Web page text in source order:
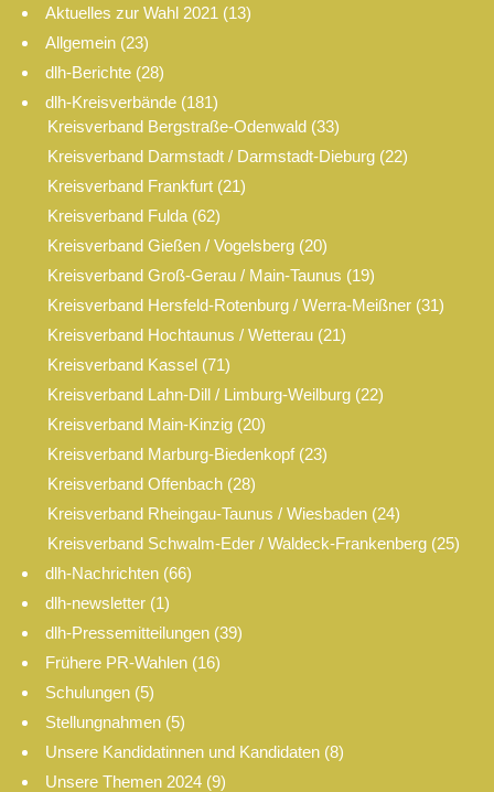
Aktuelles zur Wahl 2021 (13)
Allgemein (23)
dlh-Berichte (28)
dlh-Kreisverbände (181)
Kreisverband Bergstraße-Odenwald(33)
Kreisverband Darmstadt / Darmstadt-Dieburg(22)
Kreisverband Frankfurt(21)
Kreisverband Fulda(62)
Kreisverband Gießen / Vogelsberg(20)
Kreisverband Groß-Gerau / Main-Taunus (19)
Kreisverband Hersfeld-Rotenburg / Werra-Meißner(31)
Kreisverband Hochtaunus / Wetterau(21)
Kreisverband Kassel(71)
Kreisverband Lahn-Dill / Limburg-Weilburg(22)
Kreisverband Main-Kinzig(20)
Kreisverband Marburg-Biedenkopf(23)
Kreisverband Offenbach(28)
Kreisverband Rheingau-Taunus / Wiesbaden(24)
Kreisverband Schwalm-Eder / Waldeck-Frankenberg(25)
dlh-Nachrichten (66)
dlh-newsletter (1)
dlh-Pressemitteilungen (39)
Frühere PR-Wahlen (16)
Schulungen (5)
Stellungnahmen (5)
Unsere Kandidatinnen und Kandidaten (8)
Unsere Themen 2024 (9)